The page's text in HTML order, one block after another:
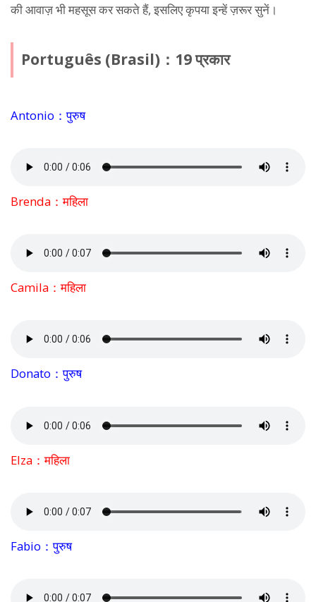
की आवाज़ भी महसूस कर सकते हैं, इसलिए कृपया इन्हें ज़रूर सुनें।
Português (Brasil)：19 प्रकार
Antonio：पुरुष
Brenda：महिला
Camila：महिला
Donato：पुरुष
Elza：महिला
Fabio：पुरुष